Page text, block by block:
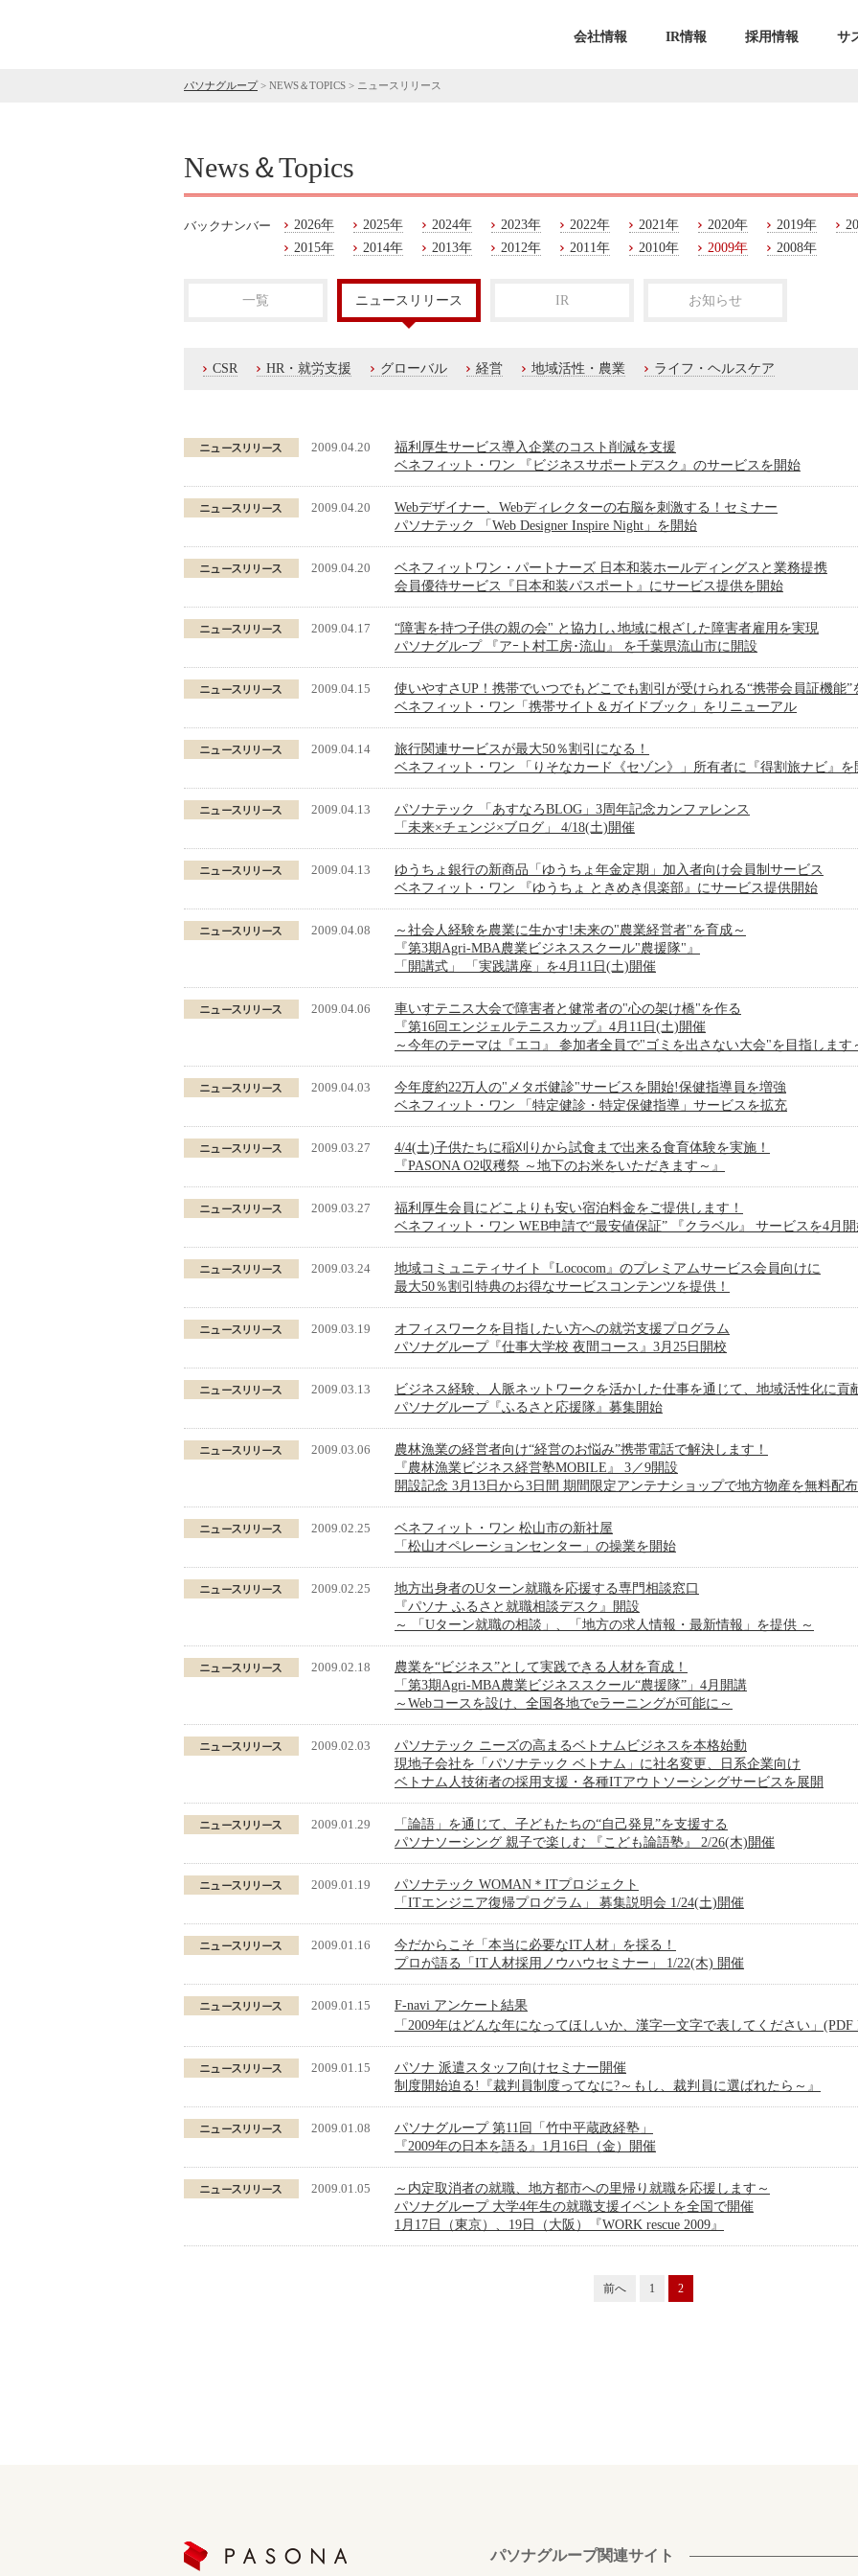
会社情報 IR情報 採用情報 サ
パソナグループ> NEWS＆TOPICS > ニュースリリース
News＆Topics
バックナンバー 2026年 2025年 2024年 2023年 2022年 2021年 2020年 2019年
2015年
2014年 2013年 2012年 2011年 2010年 2009年 2008年
一覧 ニュースリリース IR お知らせ
CSR HR・就労支援 グローバル 経営 地域活性・農業 ライフ・ヘルスケア
2009.04.20
福利厚生サービス導入企業のコスト削減を支援
ベネフィット・ワン 『ビジネスサポートデスク』のサービスを開始
2009.04.20
Webデザイナー、Webディレクターの右脳を刺激する！セミナー
パソナテック 「Web Designer Inspire Night」を開始
2009.04.20
ベネフィットワン・パートナーズ 日本和装ホールディングスと業務提携
会員優待サービス『日本和装パスポート』にサービス提供を開始
2009.04.17
“障害を持つ子供の親の会" と協力し､地域に根ざした障害者雇用を実現
パソナグルｰプ 『アｰト村工房･流山』 を千葉県流山市に開設
2009.04.15
使いやすさUP！携帯でいつでもどこでも割引が受けられる“携帯会員証機能”
ベネフィット・ワン「携帯サイト＆ガイドブック」をリニューアル
2009.04.14
旅行関連サービスが最大50％割引になる！
ベネフィット・ワン 「りそなカード《セゾン》」所有者に『得割旅ナビ』を
2009.04.13
パソナテック 「あすなろBLOG」3周年記念カンファレンス
「未来×チェンジ×ブログ」 4/18(土)開催
2009.04.13
ゆうちょ銀行の新商品「ゆうちょ年金定期」加入者向け会員制サービス
ベネフィット・ワン 『ゆうちょ ときめき倶楽部』にサービス提供開始
2009.04.08
～社会人経験を農業に生かす!未来の"農業経営者"を育成～
『第3期Agri-MBA農業ビジネススクール"農援隊"』
「開講式」 「実践講座」を4月11日(土)開催
2009.04.06
車いすテニス大会で障害者と健常者の"心の架け橋"を作る
『第16回エンジェルテニスカップ』4月11日(土)開催
～今年のテーマは『エコ』 参加者全員で"ゴミを出さない大会"を目指します
2009.04.03
今年度約22万人の"メタボ健診"サービスを開始!保健指導員を増強
ベネフィット・ワン 「特定健診・特定保健指導」サービスを拡充
2009.03.27
4/4(土)子供たちに稲刈りから試食まで出来る食育体験を実施！
『PASONA O2収穫祭 ～地下のお米をいただきます～』
2009.03.27
福利厚生会員にどこよりも安い宿泊料金をご提供します！
ベネフィット・ワン WEB申請で“最安値保証” 『クラベル』 サービスを4月
2009.03.24
地域コミュニティサイト『Lococom』のプレミアムサービス会員向けに
最大50％割引特典のお得なサービスコンテンツを提供！
2009.03.19
オフィスワークを目指したい方への就労支援プログラム
パソナグループ『仕事大学校 夜間コース』3月25日開校
2009.03.13
ビジネス経験、人脈ネットワークを活かした仕事を通じて、地域活性化に貢
パソナグループ『ふるさと応援隊』募集開始
2009.03.06
農林漁業の経営者向け“経営のお悩み”携帯電話で解決します！
『農林漁業ビジネス経営塾MOBILE』 3／9開設
開設記念 3月13日から3日間 期間限定アンテナショップで地方物産を無料配布
2009.02.25
ベネフィット・ワン 松山市の新社屋
「松山オペレーションセンター」の操業を開始
2009.02.25
地方出身者のUターン就職を応援する専門相談窓口
『パソナ ふるさと就職相談デスク』開設
～ 「Uターン就職の相談」、「地方の求人情報・最新情報」を提供 ～
2009.02.18
農業を“ビジネス”として実践できる人材を育成！
「第3期Agri-MBA農業ビジネススクール“農援隊”」4月開講
～Webコースを設け、全国各地でeラーニングが可能に～
2009.02.03
パソナテック ニーズの高まるベトナムビジネスを本格始動
現地子会社を「パソナテック ベトナム」に社名変更、日系企業向け
ベトナム人技術者の採用支援・各種ITアウトソーシングサービスを展開
2009.01.29
「論語」を通じて、子どもたちの“自己発見”を支援する
パソナソーシング 親子で楽しむ 『こども論語塾』 2/26(木)開催
2009.01.19
パソナテック WOMAN＊ITプロジェクト
「ITエンジニア復帰プログラム」 募集説明会 1/24(土)開催
2009.01.16
今だからこそ「本当に必要なIT人材」を採る！
プロが語る「IT人材採用ノウハウセミナー」 1/22(木) 開催
2009.01.15
F-navi アンケート結果
「2009年はどんな年になってほしいか、漢字一文字で表してください」(PDF
2009.01.15
パソナ 派遣スタッフ向けセミナー開催
制度開始迫る!『裁判員制度ってなに?～もし、裁判員に選ばれたら～』
2009.01.08
パソナグループ 第11回「竹中平蔵政経塾」
『2009年の日本を語る』1月16日（金）開催
2009.01.05
～内定取消者の就職、地方都市への里帰り就職を応援します～
パソナグループ 大学4年生の就職支援イベントを全国で開催
1月17日（東京）、19日（大阪）『WORK rescue 2009』
前へ 1 2
パソナグループ関連サイト